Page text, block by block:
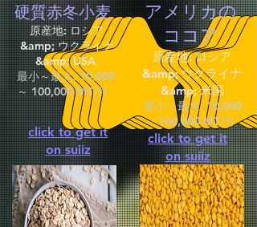
硬質赤冬小麦
原産地: ロシア
&amp; ウクライナ
&amp; USA
最小～最大: 10,000
～ 100,000 MT/月
click to get it
on suiiz
アメリカの
ココア
原産地: ロシア
&amp; ウクライナ
&amp; 米国
最小～最大: 10,000
～ 100,000 MT/月
click to get it
on suiiz